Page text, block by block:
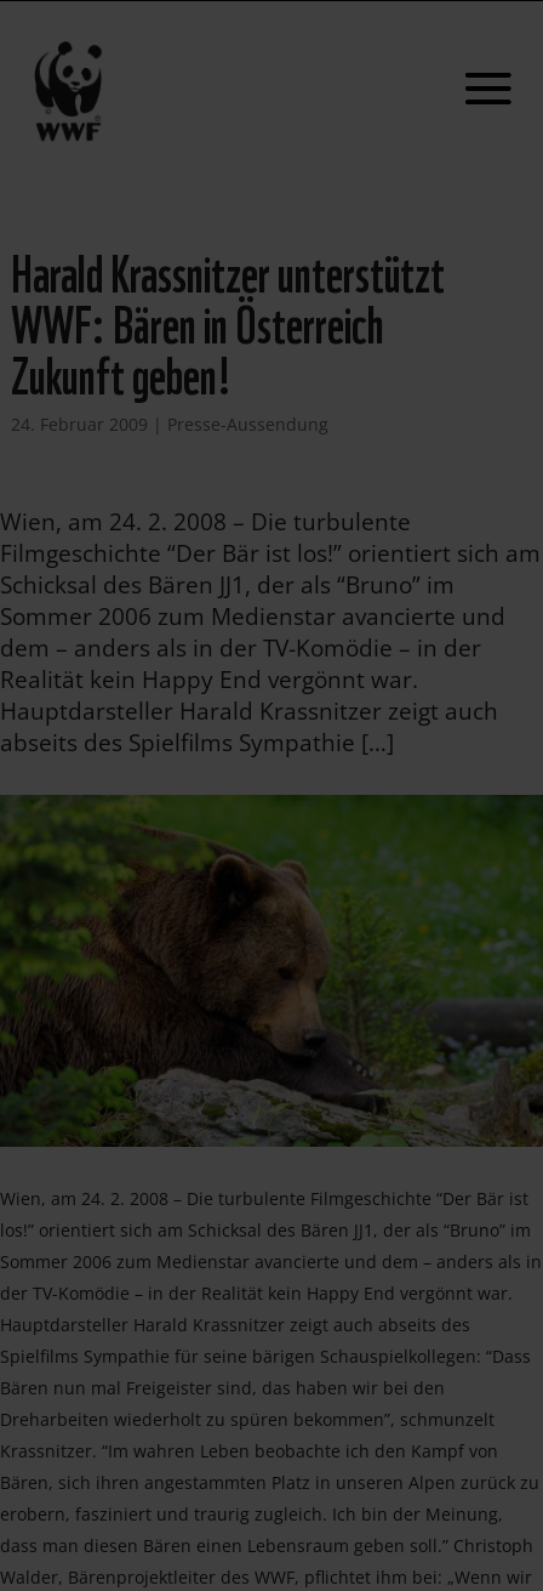
Harald Krassnitzer unterstützt
WWF: Bären in Österreich
Zukunft geben!
24. Februar 2009 | Presse-Aussendung
Wien, am 24. 2. 2008 – Die turbulente
Filmgeschichte “Der Bär ist los!” orientiert sich am
Schicksal des Bären JJ1, der als “Bruno” im
Sommer 2006 zum Medienstar avancierte und
dem – anders als in der TV-Komödie – in der
Realität kein Happy End vergönnt war.
Hauptdarsteller Harald Krassnitzer zeigt auch
abseits des Spielfilms Sympathie […]
Wien, am 24. 2. 2008 – Die turbulente Filmgeschichte “Der Bär ist
los!” orientiert sich am Schicksal des Bären JJ1, der als “Bruno” im
Sommer 2006 zum Medienstar avancierte und dem – anders als in
der TV-Komödie – in der Realität kein Happy End vergönnt war.
Hauptdarsteller Harald Krassnitzer zeigt auch abseits des
Spielfilms Sympathie für seine bärigen Schauspielkollegen: “Dass
Bären nun mal Freigeister sind, das haben wir bei den
Dreharbeiten wiederholt zu spüren bekommen”, schmunzelt
Krassnitzer. “Im wahren Leben beobachte ich den Kampf von
Bären, sich ihren angestammten Platz in unseren Alpen zurück zu
erobern, fasziniert und traurig zugleich. Ich bin der Meinung,
dass man diesen Bären einen Lebensraum geben soll.” Christoph
Walder, Bärenprojektleiter des WWF, pflichtet ihm bei: „Wenn wir